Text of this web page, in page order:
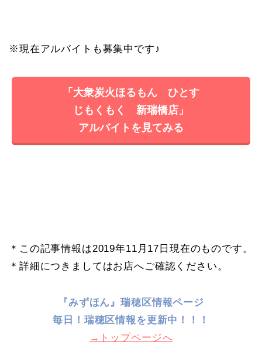
※現在アルバイトも募集中です♪
「大衆炭火ほるもん ひとす
じもくもく 新瑞橋店」
アルバイトを見てみる
＊この記事情報は2019年11月17日現在のものです。
＊詳細につきましてはお店へご確認ください。
『みずほん』瑞穂区情報ページ
毎日！ 瑞穂区情報を更新中！！！
→トップページへ